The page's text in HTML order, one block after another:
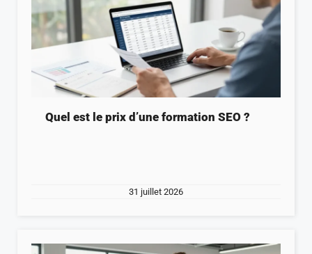
Quel est le prix d’une formation SEO ?
31 juillet 2026